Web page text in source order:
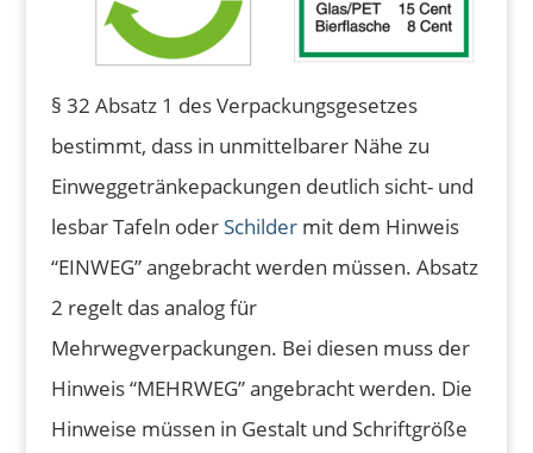
§ 32 Absatz 1 des Verpackungsgesetzes
bestimmt, dass in unmittelbarer Nähe zu
Einweggetränkepackungen deutlich sicht- und
lesbar Tafeln oderSchildermit dem Hinweis
“EINWEG” angebracht werden müssen. Absatz
2 regelt das analog für
Mehrwegverpackungen. Bei diesen muss der
Hinweis “MEHRWEG” angebracht werden. Die
Hinweise müssen in Gestalt und Schriftgröße